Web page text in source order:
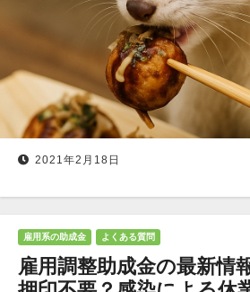
2021年2月18日
雇用系の助成金 よくある質問
雇用調整助成金の最新